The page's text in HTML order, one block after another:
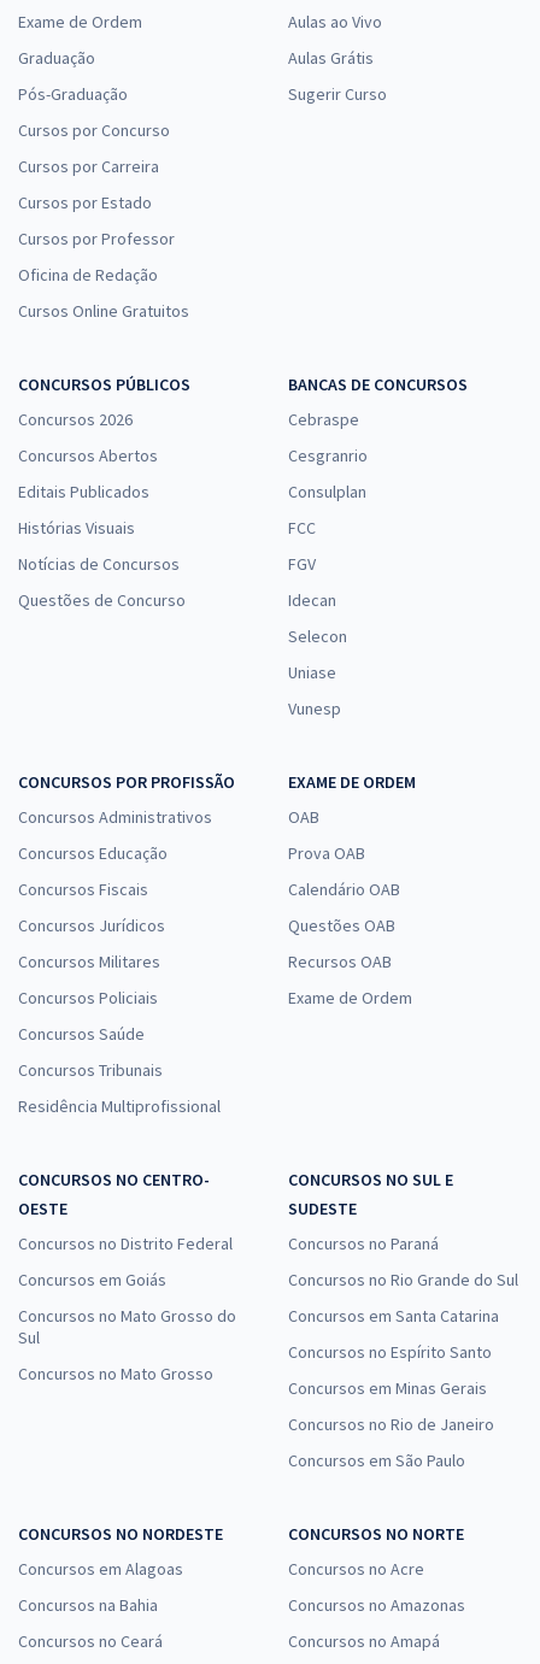
Exame de Ordem
Graduação
Pós-Graduação
Cursos por Concurso
Cursos por Carreira
Cursos por Estado
Cursos por Professor
Oficina de Redação
Cursos Online Gratuitos
Aulas ao Vivo
Aulas Grátis
Sugerir Curso
CONCURSOS PÚBLICOS
Concursos 2026
Concursos Abertos
Editais Publicados
Histórias Visuais
Notícias de Concursos
Questões de Concurso
BANCAS DE CONCURSOS
Cebraspe
Cesgranrio
Consulplan
FCC
FGV
Idecan
Selecon
Uniase
Vunesp
CONCURSOS POR PROFISSÃO
Concursos Administrativos
Concursos Educação
Concursos Fiscais
Concursos Jurídicos
Concursos Militares
Concursos Policiais
Concursos Saúde
Concursos Tribunais
Residência Multiprofissional
EXAME DE ORDEM
OAB
Prova OAB
Calendário OAB
Questões OAB
Recursos OAB
Exame de Ordem
CONCURSOS NO CENTRO-
OESTE
Concursos no Distrito Federal
Concursos em Goiás
Concursos no Mato Grosso do
Sul
Concursos no Mato Grosso
CONCURSOS NO SUL E
SUDESTE
Concursos no Paraná
Concursos no Rio Grande do Sul
Concursos em Santa Catarina
Concursos no Espírito Santo
Concursos em Minas Gerais
Concursos no Rio de Janeiro
Concursos em São Paulo
CONCURSOS NO NORDESTE
Concursos em Alagoas
Concursos na Bahia
Concursos no Ceará
CONCURSOS NO NORTE
Concursos no Acre
Concursos no Amazonas
Concursos no Amapá